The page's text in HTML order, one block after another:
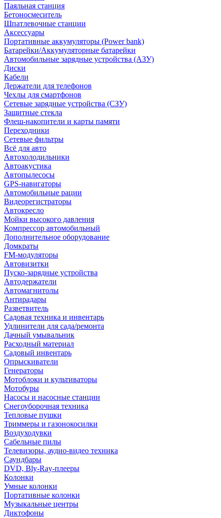
Паяльная станция
Бетоносмеситель
Шпатлевочные станции
Аксессуары
Портативные аккумуляторы (Power bank)
Батарейки/Аккумуляторные батарейки
Автомобильные зарядные устройства (АЗУ)
Диски
Кабели
Держатели для телефонов
Чехлы для смартфонов
Сетевые зарядные устройства (СЗУ)
Защитные стекла
Флеш-накопители и карты памяти
Переходники
Сетевые фильтры
Всё для авто
Автохолодильники
Автоакустика
Автопылесосы
GPS-навигаторы
Автомобильные рации
Видеорегистраторы
Автокресло
Мойки высокого давления
Компрессор автомобильный
Дополнительное оборудование
Домкраты
FM-модуляторы
Автовизитки
Пуско-зарядные устройства
Автодержатели
Автомагнитолы
Антирадары
Разветвитель
Садовая техника и инвентарь
Удлинители для сада/ремонта
Дачный умывальник
Расходный материал
Садовый инвентарь
Опрыскиватели
Генераторы
Мотоблоки и культиваторы
Мотобуры
Насосы и насосные станции
Снегоуборочная техника
Тепловые пушки
Триммеры и газонокосилки
Воздуходувки
Сабельные пилы
Телевизоры, аудио-видео техника
Саундбары
DVD, Bly-Ray-плееры
Колонки
Умные колонки
Портативные колонки
Музыкальные центры
Диктофоны